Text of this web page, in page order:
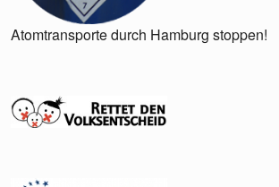
Atomtransporte durch Hamburg stoppen!